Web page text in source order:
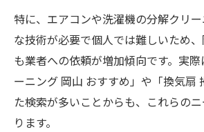
エアコンや洗濯機も安心のクリ
イント
エアコン・洗濯機クリーニ
ハウスクリーニングで家電
特に、エアコンや洗濯機の分解クリ
な技術が必要で個人では難しいため
も業者への依頼が増加傾向です。実
ーニング 岡山 おすすめ」や「換気扇
た検索が多いことからも、これらの
ります。